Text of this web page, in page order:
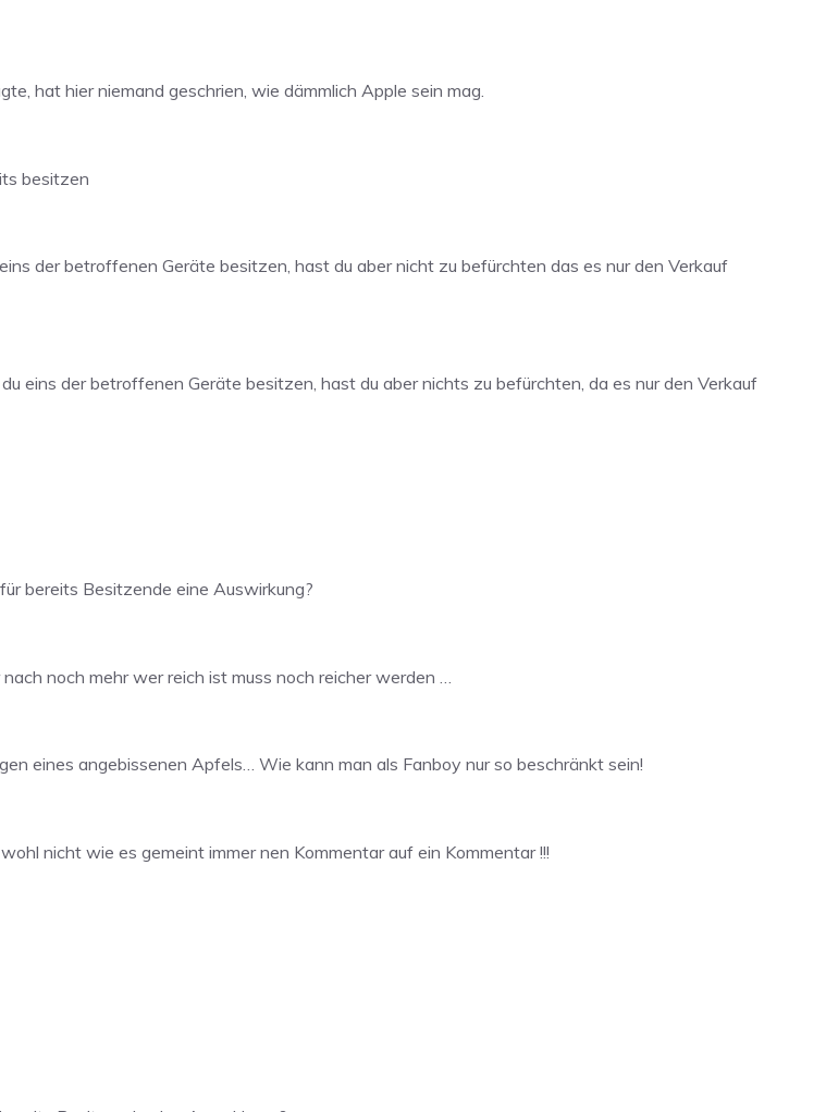
hat hier niemand geschrien, wie dämmlich Apple sein mag.
besitzen
der betroffenen Geräte besitzen, hast du aber nicht zu befürchten das es nur den Verkauf
eins der betroffenen Geräte besitzen, hast du aber nichts zu befürchten, da es nur den Verkauf
bereits Besitzende eine Auswirkung?
noch mehr wer reich ist muss noch reicher werden …
eines angebissenen Apfels… Wie kann man als Fanboy nur so beschränkt sein!
nicht wie es gemeint immer nen Kommentar auf ein Kommentar !!!